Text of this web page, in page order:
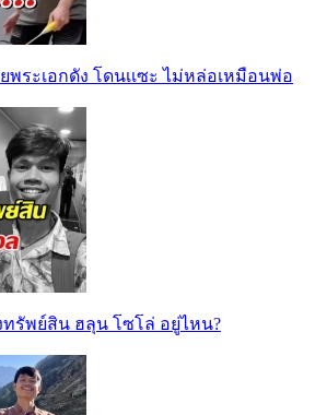
ระเอกดัง โดนเเซะ ไม่หล่อเหมือนพ่อ
ทรัพย์สิน ฮลุน โซโล่ อยู่ไหน?